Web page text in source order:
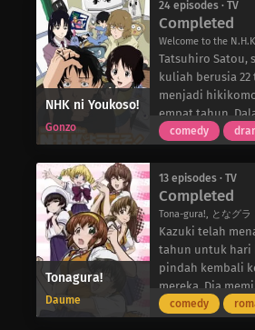
dalam akademik,
dan
mendorong satu
jalan yang telah
mereka tempuh.
sebagai penyihir
Zero dan Ichii,
mengikuti ujian
menyadari
dalam tubuh
melindunginya
Dengan begitu
lain yang
dia tiba di
pemuda tampan
menyebabkan
yang
mereka yang
NHK ni Youkoso!
Gonzo
24 episodes · TV
Completed
Tatsuhiro Satou,
kuliah berusia
menjadi
empat tahun.
mulai percaya
keyakinan yang
teori bahwa
status NEET
Sekolah, dan
yang ia alami
Hikikomori
organisasi jahat
berdedikasi
comedy
Tonagura!
Daume
13 episodes · TV
Completed
Tona-gura!, となグラ
Kazuki telah
tahun untuk hari
pindah kembali
mereka. Dia
pada Yuuji, yang
comedy